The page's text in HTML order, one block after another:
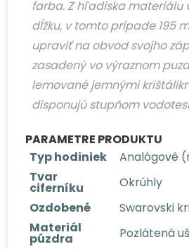
farba. Z hľadiska materiálu
dĺžku, v tomto prípade 195
upraviť na obvod svojho
zasadený vo výraznom
lemované jemnými
disponujú stupňom
PARAMETRE PRODUKTU
Typ hodiniek
Analógové
Tvar
ciferníku
Okrúhly
Ozdobené
Swarovski
Materiál
púzdra
Pozlátená